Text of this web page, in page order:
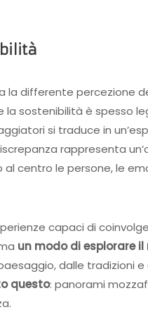
la differente percezione
la sostenibilità è spesso
si traduce in
rappresenta
centro le persone, le
capaci di
un modo di esplorare
dalle tradizioni e
questo: panorami